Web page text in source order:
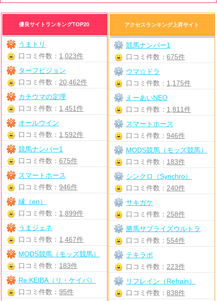
優良サイトランキングTOP20
うまトリ
口コミ件数： 1,023件
ターフビジョン
口コミ件数： 20,462件
カチウマの定理
口コミ件数： 1,451件
オールウイン
口コミ件数： 1,592件
競馬ナンバー1
口コミ件数：675件
スマートホース
口コミ件数：946件
縁（en）
口コミ件数： 1,899件
うまジェネ
口コミ件数： 1,467件
MODS競馬（モッズ競馬）
口コミ件数： 183件
Re:KEIBA（リ・ケイバ）
口コミ件数：95件
アクセスランキング上昇サイト
競馬ナンバー1
口コミ件数： 675件
ウマ☆ドラ
口コミ件数： 1,175件
えーあいNEO
口コミ件数： 1,811件
スマートホース
口コミ件数： 946件
MODS競馬（モッズ競馬）
口コミ件数： 183件
シンクロ（Synchro）
口コミ件数： 240件
サキガケ
口コミ件数： 258件
勝馬サプライズウルトラ
口コミ件数： 554件
テキラボ
口コミ件数： 223件
リフレイン（Refrain）
口コミ件数： 838件